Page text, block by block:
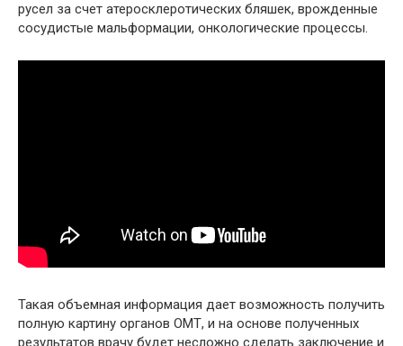
русел за счет атеросклеротических бляшек, врожденные
сосудистые мальформации, онкологические процессы.
Такая объемная информация дает возможность получить
полную картину органов ОМТ, и на основе полученных
результатов врачу будет несложно сделать заключение и